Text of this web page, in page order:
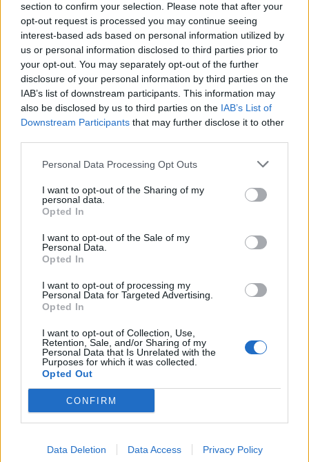
section to confirm your selection. Please note that after your
opt-out request is processed you may continue seeing
interest-based ads based on personal information utilized by
us or personal information disclosed to third parties prior to
your opt-out. You may separately opt-out of the further
disclosure of your personal information by third parties on the
IAB’s list of downstream participants. This information may
also be disclosed by us to third parties on the IAB’s List of
Downstream Participants that may further disclose it to other
Personal Data Processing Opt Outs
I want to opt-out of the Sharing of my
personal data.
Opted In
I want to opt-out of the Sale of my
Personal Data.
Opted In
I want to opt-out of processing my
Personal Data for Targeted Advertising.
Opted In
I want to opt-out of Collection, Use,
Retention, Sale, and/or Sharing of my
Personal Data that Is Unrelated with the
Purposes for which it was collected.
Opted Out
CONFIRM
Data Deletion Data Access Privacy Policy
Νοσοκομείο
25310-22222
Αστυνομικό Τμήμα
25310-22100
25310-22912
Ο.Σ.Ε.
25310-22650
Αρχ. Μουσείο
25310-22411
Γρήγορη Πλοήγηση
Αντιδήμαρχοι
Συλλογικά Όργανα Δήμου
Δημοτικές Κοινότητες
Υπηρεσίες του Δήμου
Οι Δημοτικές Επιχειρήσεις
Χρήσιμα Τηλέφωνα
Ενότητες Ιστοτόπου
Δομημένο Αστικό Περιβάλλον